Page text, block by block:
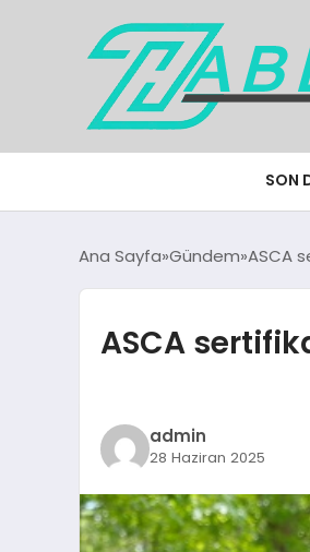
SON
Ana Sayfa Gündem ASCA
ASCA
admin
28 Haziran 2025